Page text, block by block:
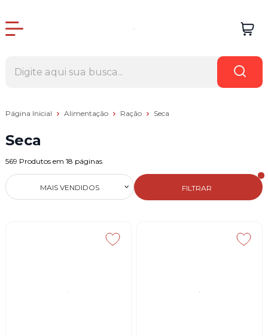
Página Inicial Alimentação Ração Seca
Seca
569 Produtos em 18 páginas
FILTRAR
MAIS VENDIDOS